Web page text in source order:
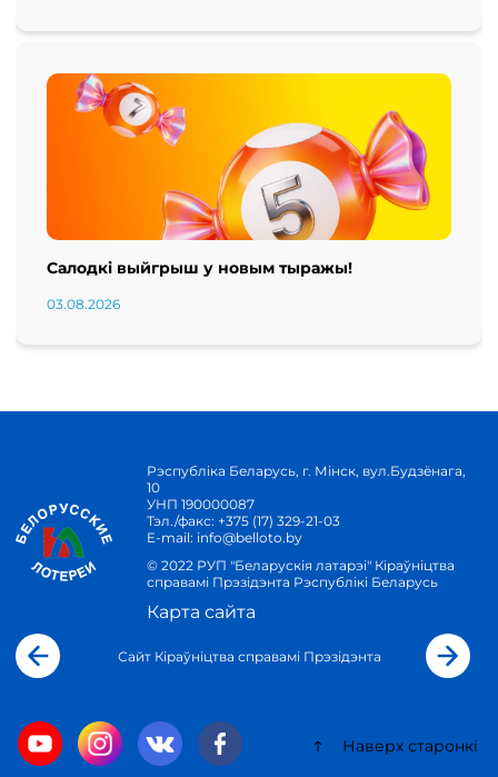
Салодкі выйгрыш у новым тыражы!
03.08.2026
Рэспубліка Беларусь, г. Мінск, вул.Будзёнага,
10
УНП 190000087
Тэл./факс: +375 (17) 329-21-03
E-mail: info@belloto.by
© 2022 РУП "Беларускія латарэі" Кіраўніцтва
справамі Прэзідэнта Рэспублікі Беларусь
Карта сайта
Сайт Кіраўніцтва справамі Прэзідэнта
Наверх старонкі